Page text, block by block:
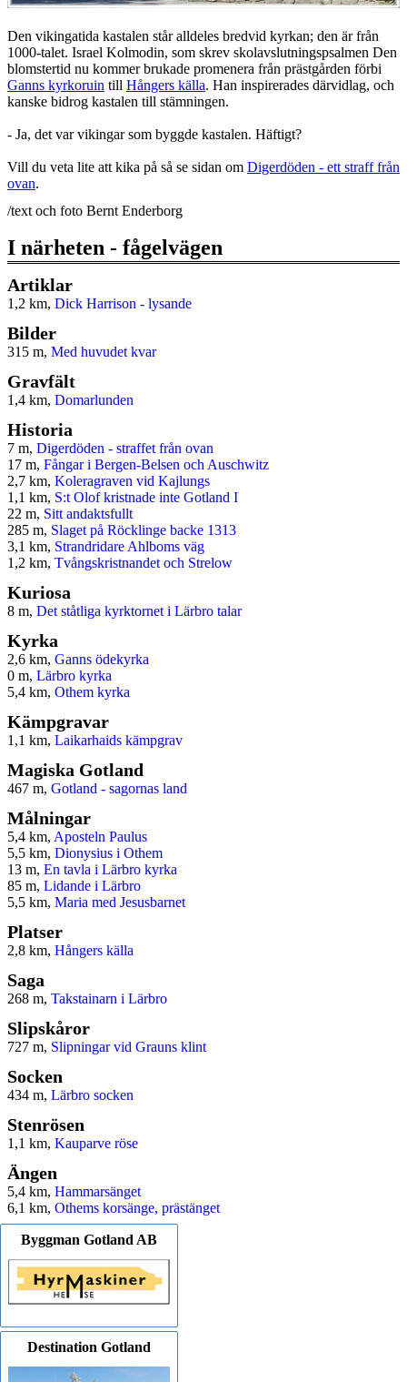
Den vikingatida kastalen står alldeles bredvid kyrkan; den är från
1000-talet. Israel Kolmodin, som skrev skolavslutningspsalmen Den
blomstertid nu kommer brukade promenera från prästgården förbi
Ganns kyrkoruin till Hångers källa. Han inspirerades därvidlag, och
kanske bidrog kastalen till stämningen.
- Ja, det var vikingar som byggde kastalen. Häftigt?
Vill du veta lite att kika på så se sidan om Digerdöden - ett straff från
ovan.
/text och foto Bernt Enderborg
I närheten - fågelvägen
Artiklar
1,2 km, Dick Harrison - lysande
Bilder
315 m, Med huvudet kvar
Gravfält
1,4 km, Domarlunden
Historia
7 m, Digerdöden - straffet från ovan
17 m, Fångar i Bergen-Belsen och Auschwitz
2,7 km, Koleragraven vid Kajlungs
1,1 km, S:t Olof kristnade inte Gotland I
22 m, Sitt andaktsfullt
285 m, Slaget på Röcklinge backe 1313
3,1 km, Strandridare Ahlboms väg
1,2 km, Tvångskristnandet och Strelow
Kuriosa
8 m, Det ståtliga kyrktornet i Lärbro talar
Kyrka
2,6 km, Ganns ödekyrka
0 m, Lärbro kyrka
5,4 km, Othem kyrka
Kämpgravar
1,1 km, Laikarhaids kämpgrav
Magiska Gotland
467 m, Gotland - sagornas land
Målningar
5,4 km, Aposteln Paulus
5,5 km, Dionysius i Othem
13 m, En tavla i Lärbro kyrka
85 m, Lidande i Lärbro
5,5 km, Maria med Jesusbarnet
Platser
2,8 km, Hångers källa
Saga
268 m, Takstainarn i Lärbro
Slipskåror
727 m, Slipningar vid Grauns klint
Socken
434 m, Lärbro socken
Stenrösen
1,1 km, Kauparve röse
Ängen
5,4 km, Hammarsänget
6,1 km, Othems korsänge, prästänget
Byggman Gotland AB
Destination Gotland